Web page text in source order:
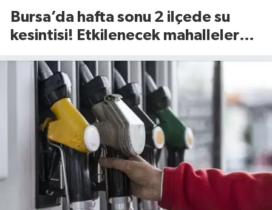
Bursa’da hafta sonu 2 ilçede su
kesintisi! Etkilenecek mahalleler